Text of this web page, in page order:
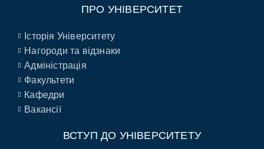
ПРО УНІВЕРСИТЕТ
Історія Університету
Нагороди та відзнаки
Адміністрація
Факультети
Кафедри
Вакансії
ВСТУП ДО УНІВЕРСИТЕТУ